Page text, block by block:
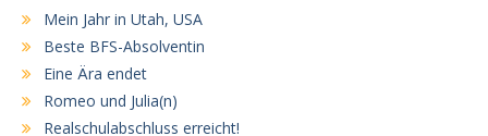
Mein Jahr in Utah, USA
Beste BFS-Absolventin
Eine Ära endet
Romeo und Julia(n)
Realschulabschluss erreicht!